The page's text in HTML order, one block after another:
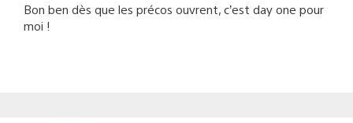
Bon ben dès que les précos ouvrent, c’est day one pour
moi !